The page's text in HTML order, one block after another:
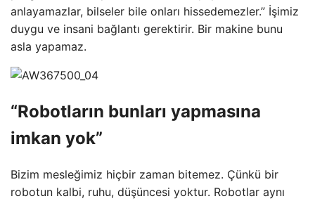
anlayamazlar, bilseler bile onları hissedemezler.” İşimiz
duygu ve insani bağlantı gerektirir. Bir makine bunu
asla yapamaz.
“Robotların bunları yapmasına
imkan yok”
Bizim mesleğimiz hiçbir zaman bitemez. Çünkü bir
robotun kalbi, ruhu, düşüncesi yoktur. Robotlar aynı